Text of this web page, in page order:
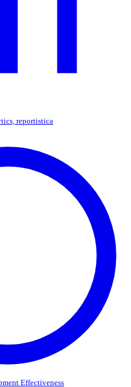
reportistica
Effectiveness